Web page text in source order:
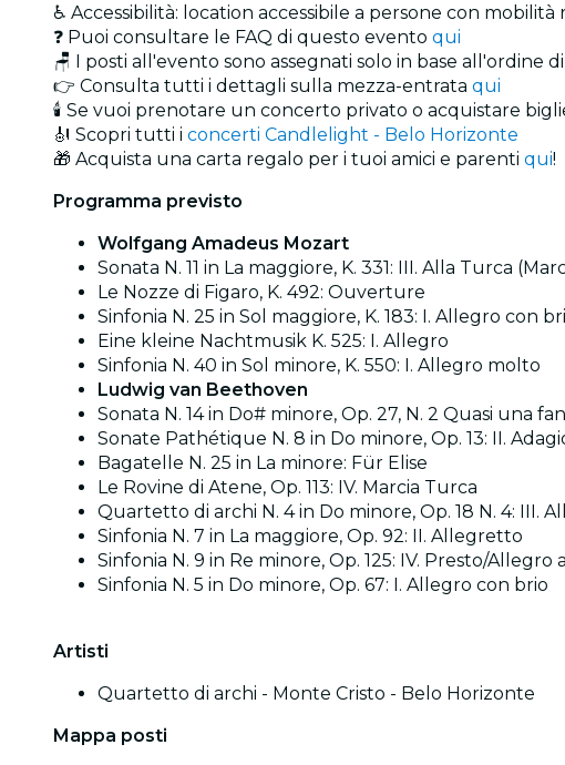
♿ Accessibilità: location accessibile a persone con mobilità
❓ Puoi consultare le FAQ di questo evento qui
🪑 I posti all'evento sono assegnati solo in base all'ordine
👉 Consulta tutti i dettagli sulla mezza-entrata qui
🕯️ Se vuoi prenotare un concerto privato o acquistare
🎻 Scopri tutti i concerti Candlelight - Belo Horizonte
🎁 Acquista una carta regalo per i tuoi amici e parenti qui!
Programma previsto
Wolfgang Amadeus Mozart
Sonata N. 11 in La maggiore, K. 331: III. Alla Turca
Le Nozze di Figaro, K. 492: Ouverture
Sinfonia N. 25 in Sol maggiore, K. 183: I. Allegro con
Eine kleine Nachtmusik K. 525: I. Allegro
Sinfonia N. 40 in Sol minore, K. 550: I. Allegro molto
Ludwig van Beethoven
Sonata N. 14 in Do# minore, Op. 27, N. 2 Quasi una
Sonate Pathétique N. 8 in Do minore, Op. 13: II.
Bagatelle N. 25 in La minore: Für Elise
Le Rovine di Atene, Op. 113: IV. Marcia Turca
Quartetto di archi N. 4 in Do minore, Op. 18 N. 4: III.
Sinfonia N. 7 in La maggiore, Op. 92: II. Allegretto
Sinfonia N. 9 in Re minore, Op. 125: IV. Presto/Allegro
Sinfonia N. 5 in Do minore, Op. 67: I. Allegro con brio
Artisti
Quartetto di archi - Monte Cristo - Belo Horizonte
Mappa posti